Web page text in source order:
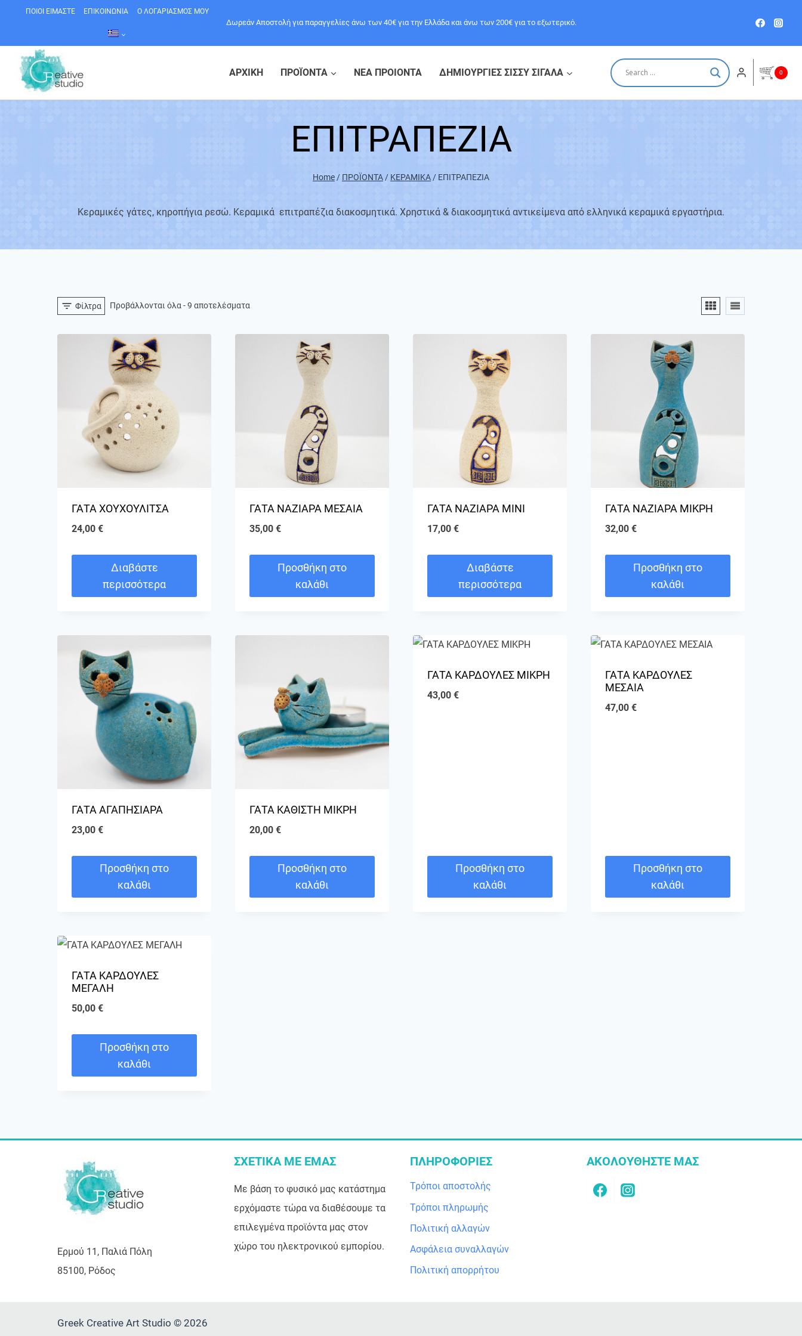
content
ΠΟΙΟΙ ΕΙΜΑΣΤΕ ΕΠΙΚΟΙΝΩΝΙΑ Ο ΛΟΓΑΡΙΑΣΜΟΣ ΜΟΥ
Δωρεάν Αποστολή για παραγγελίες άνω των 40€ για την Ελλάδα και άνω των 200€ για το εξωτερικό.
ΑΡΧΙΚΗ ΠΡΟΪΟΝΤΑ ΝΕΑ ΠΡΟΙΟΝΤΑ ΔΗΜΙΟΥΡΓΙΕΣ ΣΙΣΣΥ ΣΙΓΑΛΑ 0
ΕΠΙΤΡΑΠΕΖΙΑ
Home / ΠΡΟΪΟΝΤΑ / ΚΕΡΑΜΙΚΑ / ΕΠΙΤΡΑΠΕΖΙΑ
Κεραμικές γάτες, κηροπήγια ρεσώ. Κεραμικά επιτραπέζια διακοσμητικά. Χρηστικά & διακοσμητικά αντικείμενα από ελληνικά κεραμικά εργαστήρια.
Φίλτρα Προβάλλονται όλα - 9 αποτελέσματα
ΓΑΤΑ ΧΟΥΧΟΥΛΙΤΣΑ
24,00 €
Διαβάστε
περισσότερα
ΓΑΤΑ ΝΑΖΙΑΡΑ ΜΕΣΑΙΑ
35,00 €
Προσθήκη στο
καλάθι
ΓΑΤΑ ΝΑΖΙΑΡΑ ΜΙΝΙ
17,00 €
Διαβάστε
περισσότερα
ΓΑΤΑ ΝΑΖΙΑΡΑ ΜΙΚΡΗ
32,00 €
Προσθήκη στο
καλάθι
ΓΑΤΑ ΑΓΑΠΗΣΙΑΡΑ
23,00 €
Προσθήκη στο
καλάθι
ΓΑΤΑ ΚΑΘΙΣΤΗ ΜΙΚΡΗ
20,00 €
Προσθήκη στο
καλάθι
ΓΑΤΑ ΚΑΡΔΟΥΛΕΣ ΜΙΚΡΗ
43,00 €
Προσθήκη στο
καλάθι
ΓΑΤΑ ΚΑΡΔΟΥΛΕΣ
ΜΕΣΑΙΑ
47,00 €
Προσθήκη στο
καλάθι
ΓΑΤΑ ΚΑΡΔΟΥΛΕΣ
ΜΕΓΑΛΗ
50,00 €
Προσθήκη στο
καλάθι
Ερμού 11, Παλιά Πόλη
85100, Ρόδος
ΣΧΕΤΙΚΑ ΜΕ ΕΜΑΣ
Με βάση το φυσικό μας κατάστημα
ερχόμαστε τώρα να διαθέσουμε τα
επιλεγμένα προϊόντα μας στον
χώρο του ηλεκτρονικού εμπορίου.
ΠΛΗΡΟΦΟΡΙΕΣ
Τρόποι αποστολής
Τρόποι πληρωμής
Πολιτική αλλαγών
Ασφάλεια συναλλαγών
Πολιτική απορρήτου
ΑΚΟΛΟΥΘΗΣΤΕ ΜΑΣ
Greek Creative Art Studio © 2026